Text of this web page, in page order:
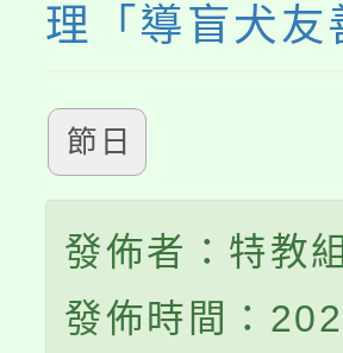
理「導盲犬
節日
發佈者：特教
發佈時間：